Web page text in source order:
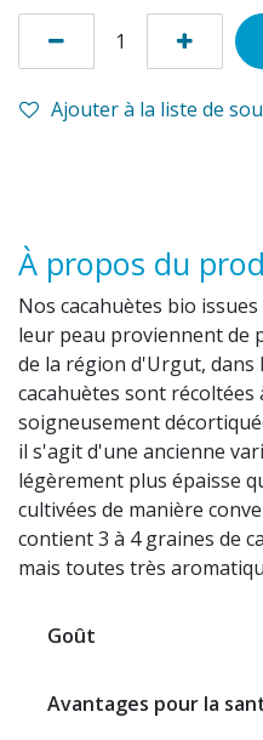
Ajouter à la liste de
À propos du
Nos cacahuètes bio
leur peau proviennent de
de la région d'Urgut, dans
cacahuètes sont
soigneusement
il s'agit d'une ancienne
légèrement plus épaisse
cultivées de manière
contient 3 à 4 graines de
mais toutes très
Goût
Avantages pour la